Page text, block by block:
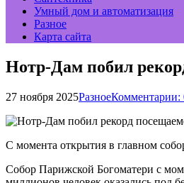
Умный дом и автоматизация
Разное
Карта сайта
Нотр-Дам побил
27 ноября 2025РазноеКомментарии:
С момента открытия в главном
Собор Парижской Богоматери с